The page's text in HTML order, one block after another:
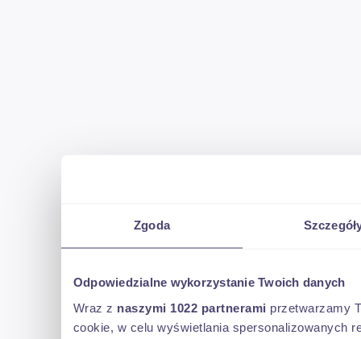
Zgoda
Odpowiedzialne wykorzystanie Twoich danych
Wraz z naszymi 1022 partnerami przetwarzamy
cookie, w celu wyświetlania spersonalizowanych